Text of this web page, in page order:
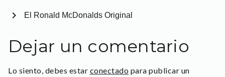
El Ronald McDonalds Original
chevron_right
Dejar un comentario
Lo siento, debes estar conectado para publicar un